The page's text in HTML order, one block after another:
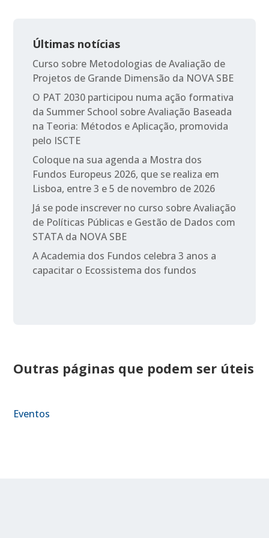
Últimas notícias
Curso sobre Metodologias de Avaliação de
Projetos de Grande Dimensão da NOVA SBE
O PAT 2030 participou numa ação formativa
da Summer School sobre Avaliação Baseada
na Teoria: Métodos e Aplicação, promovida
pelo ISCTE
Coloque na sua agenda a Mostra dos
Fundos Europeus 2026, que se realiza em
Lisboa, entre 3 e 5 de novembro de 2026
Já se pode inscrever no curso sobre Avaliação
de Políticas Públicas e Gestão de Dados com
STATA da NOVA SBE
A Academia dos Fundos celebra 3 anos a
capacitar o Ecossistema dos fundos
Outras páginas que podem ser úteis
Eventos